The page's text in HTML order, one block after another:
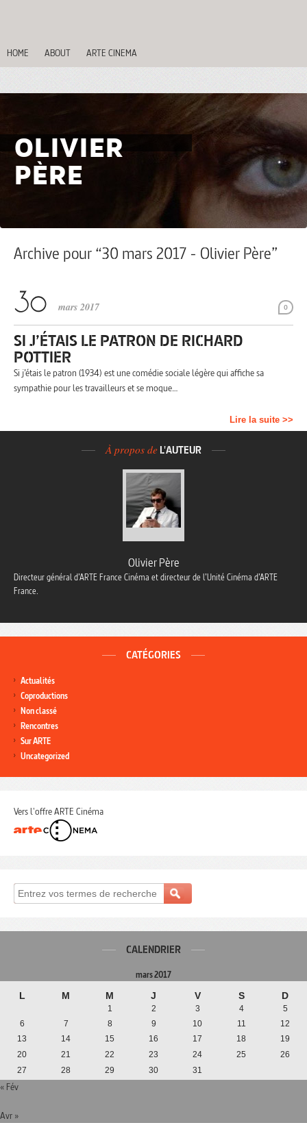
HOME ABOUT ARTE CINEMA
OLIVIER
PÈRE
Archive pour “30 mars 2017 - Olivier Père”
0
mars 2017
SI J’ÉTAIS LE PATRON DE RICHARD
POTTIER
Si j’étais le patron (1934) est une comédie sociale légère qui affiche sa
sympathie pour les travailleurs et se moque…
Lire la suite >>
À propos de L'AUTEUR
Olivier Père
Directeur général d’ARTE France Cinéma et directeur de l’Unité Cinéma d’ARTE
France.
CATÉGORIES
Actualités
Coproductions
Non classé
Rencontres
Sur ARTE
Uncategorized
Vers l'offre ARTE Cinéma
CALENDRIER
mars 2017
L M M J V S D
1 2 3 4
5
6
7 8 9 10 11
12
13
14 15 16 17 18
19
20
21 22 23 24 25
26
27
28 29 30 31
« Fév
Avr »